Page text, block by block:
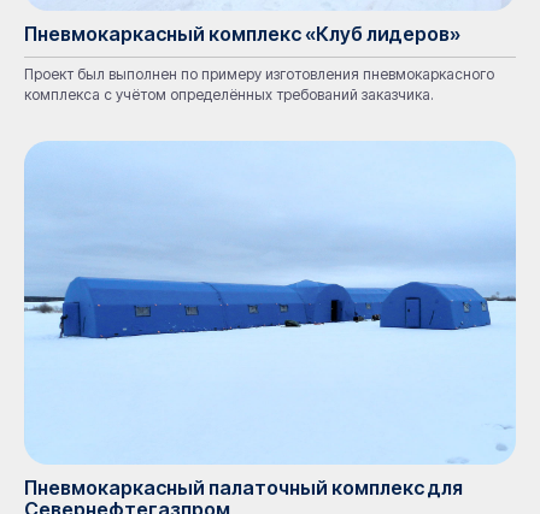
Пневмокаркасный комплекс «Клуб лидеров»
Проект был выполнен по примеру изготовления пневмокаркасного
комплекса с учётом определённых требований заказчика.
Пневмокаркасный палаточный комплекс для